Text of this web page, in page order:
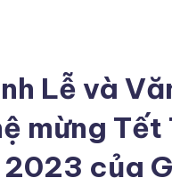
Lễ và
mừng Tết
2023 của